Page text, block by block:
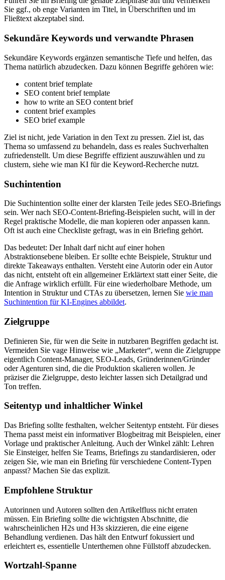
Sie ggf., ob enge Varianten im Titel, in Überschriften und im
Fließtext akzeptabel sind.
Sekundäre Keywords und verwandte Phrasen
Sekundäre Keywords ergänzen semantische Tiefe und helfen, das
Thema natürlich abzudecken. Dazu können Begriffe gehören wie:
content brief template
SEO content brief template
how to write an SEO content brief
content brief examples
SEO brief example
Ziel ist nicht, jede Variation in den Text zu pressen. Ziel ist, das
Thema so umfassend zu behandeln, dass es reales Suchverhalten
zufriedenstellt. Um diese Begriffe effizient auszuwählen und zu
clustern, siehe wie man KI für die Keyword-Recherche nutzt.
Suchintention
Die Suchintention sollte einer der klarsten Teile jedes SEO-Briefings
sein. Wer nach SEO-Content-Briefing-Beispielen sucht, will in der
Regel praktische Modelle, die man kopieren oder anpassen kann.
Oft ist auch eine Checkliste gefragt, was in ein Briefing gehört.
Das bedeutet: Der Inhalt darf nicht auf einer hohen
Abstraktionsebene bleiben. Er sollte echte Beispiele, Struktur und
direkte Takeaways enthalten. Versteht eine Autorin oder ein Autor
das nicht, entsteht oft ein allgemeiner Erklärtext statt einer Seite, die
die Anfrage wirklich erfüllt. Für eine wiederholbare Methode, um
Intention in Struktur und CTAs zu übersetzen, lernen Sie wie man
Suchintention für KI-Engines abbildet.
Zielgruppe
Definieren Sie, für wen die Seite in nutzbaren Begriffen gedacht ist.
Vermeiden Sie vage Hinweise wie „Marketer“, wenn die Zielgruppe
eigentlich Content-Manager, SEO-Leads, Gründerinnen/Gründer
oder Agenturen sind, die die Produktion skalieren wollen. Je
präziser die Zielgruppe, desto leichter lassen sich Detailgrad und
Ton treffen.
Seitentyp und inhaltlicher Winkel
Das Briefing sollte festhalten, welcher Seitentyp entsteht. Für dieses
Thema passt meist ein informativer Blogbeitrag mit Beispielen, einer
Vorlage und praktischer Anleitung. Auch der Winkel zählt: Lehren
Sie Einsteiger, helfen Sie Teams, Briefings zu standardisieren, oder
zeigen Sie, wie man ein Briefing für verschiedene Content-Typen
anpasst? Machen Sie das explizit.
Empfohlene Struktur
Autorinnen und Autoren sollten den Artikelfluss nicht erraten
müssen. Ein Briefing sollte die wichtigsten Abschnitte, die
wahrscheinlichen H2s und H3s skizzieren, die eine eigene
Behandlung verdienen. Das hält den Entwurf fokussiert und
erleichtert es, essentielle Unterthemen ohne Füllstoff abzudecken.
Wortzahl-Spanne